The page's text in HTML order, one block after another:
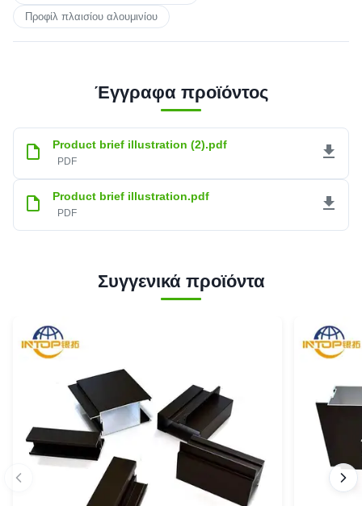
Προφίλ πλαισίου αλουμινίου
Έγγραφα προϊόντος
Product brief illustration (2).pdf
PDF
Product brief illustration.pdf
PDF
Συγγενικά προϊόντα